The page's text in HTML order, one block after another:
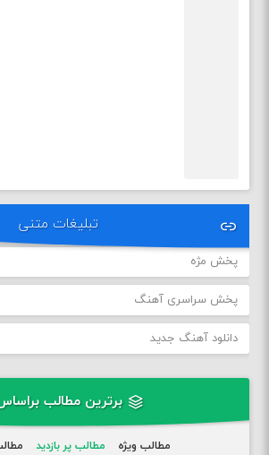
تبلیغات متنی
پخش مژه
پخش سراسری آهنگ
دانلود آهنگ جدید
برترین مطالب
مطالب ویژه مطالب پر بازدید